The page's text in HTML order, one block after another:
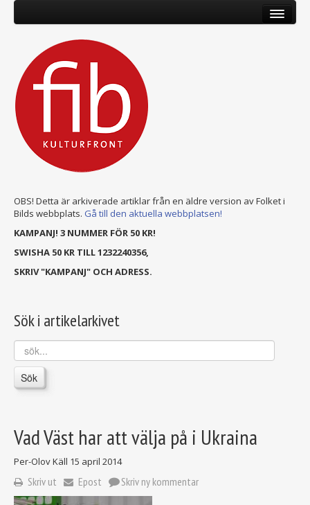
OBS! Detta är arkiverade artiklar från en äldre version av Folket i
Bilds webbplats. Gå till den aktuella webbplatsen!
KAMPANJ! 3 NUMMER FÖR 50 KR!
SWISHA 50 KR TILL 1232240356,
SKRIV "KAMPANJ" OCH ADRESS.
Sök i artikelarkivet
sök...
Sök
Vad Väst har att välja på i Ukraina
Per-Olov Käll 15 april 2014
Skriv ut Epost Skriv ny kommentar